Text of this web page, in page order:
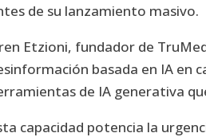
de su lanzamiento masivo.
Etzioni, fundador de
basada en IA en
de IA generativa
capacidad potencia la